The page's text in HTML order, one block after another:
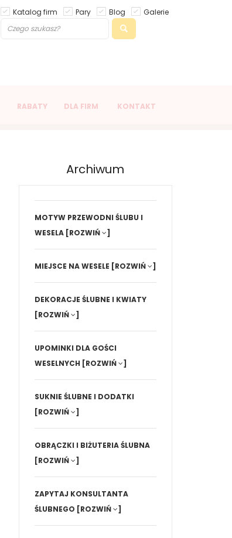
Katalog firm Pary Blog Galerie
RABATY DLA FIRM KONTAKT
Archiwum
MOTYW PRZEWODNI ŚLUBU I
WESELA [ROZWIŃ ]
MIEJSCE NA WESELE [ROZWIŃ ]
DEKORACJE ŚLUBNE I KWIATY
[ROZWIŃ
]
UPOMINKI DLA GOŚCI
WESELNYCH [ROZWIŃ ]
SUKNIE ŚLUBNE I DODATKI
[ROZWIŃ
]
OBRĄCZKI I BIŻUTERIA ŚLUBNA
[ROZWIŃ
]
ZAPYTAJ KONSULTANTA
ŚLUBNEGO [ROZWIŃ ]